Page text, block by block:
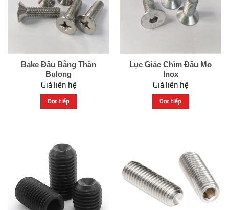
Bake Đầu Bằng Thân
Bulong
Giá liên hệ
Đọc tiếp
Lục Giác Chìm Đầu Mo
Inox
Giá liên hệ
Đọc tiếp